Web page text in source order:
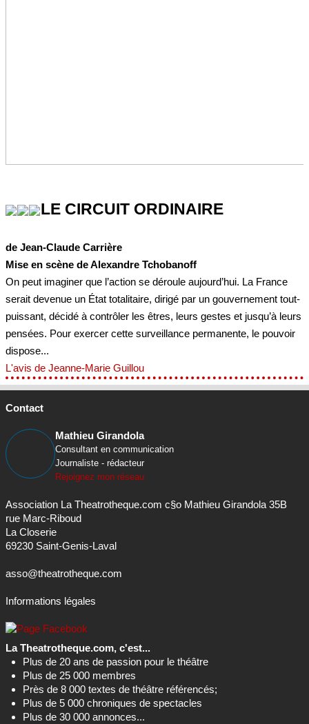
LE CIRCUIT ORDINAIRE
de Jean-Claude Carrière
Mise en scène de Alexandre Tchobanoff
On peut imaginer que l’action se déroule aujourd’hui. La France
serait devenue un État totalitaire, dirigé par un gouvernement tout-
puissant, décidé à contrôler les êtres, leurs gestes et jusqu’à leurs
pensées. Pour exercer cette surveillance permanente, le pouvoir
dispose...
L'avis de Jeanne-Marie Guillou
Contact
Mathieu Girandola
Consultant en communication
Journaliste - rédacteur
Rejoignez mon réseau
Association La Theatrotheque.com c§o Mathieu Girandola 35B
rue Marc-Riboud
La Closerie
69230 Saint-Genis-Laval
asso@theatrotheque.com
Informations légales
La Theatrotheque.com, c'est...
Plus de 20 ans de passion pour le théâtre
Plus de 25 000 membres
Près de 8 000 textes de théâtre référencés;
Plus de 5 000 chroniques de spectacles
Plus de 30 000 annonces...